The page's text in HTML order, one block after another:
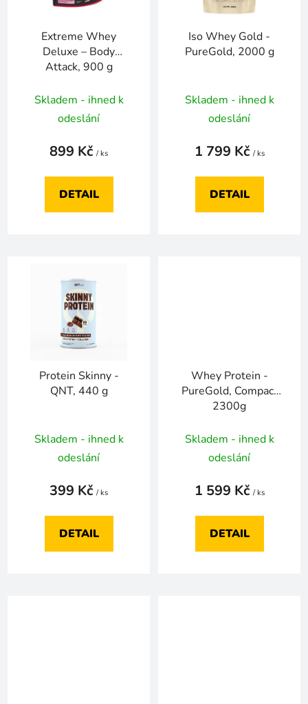
Extreme Whey
Deluxe – Body
Attack, 900 g
Skladem - ihned k
odeslání
899 Kč / ks
DETAIL
Iso Whey Gold -
PureGold, 2000 g
Skladem - ihned k
odeslání
1 799 Kč / ks
DETAIL
Protein Skinny -
QNT, 440 g
Skladem - ihned k
odeslání
399 Kč / ks
DETAIL
Whey Protein -
PureGold, Compact
2300g
Skladem - ihned k
odeslání
1 599 Kč / ks
DETAIL